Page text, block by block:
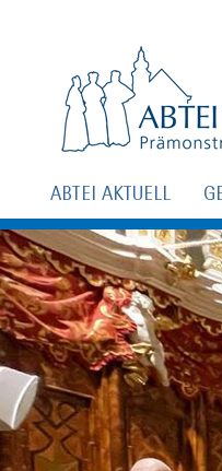
ABTEI AKTUELL